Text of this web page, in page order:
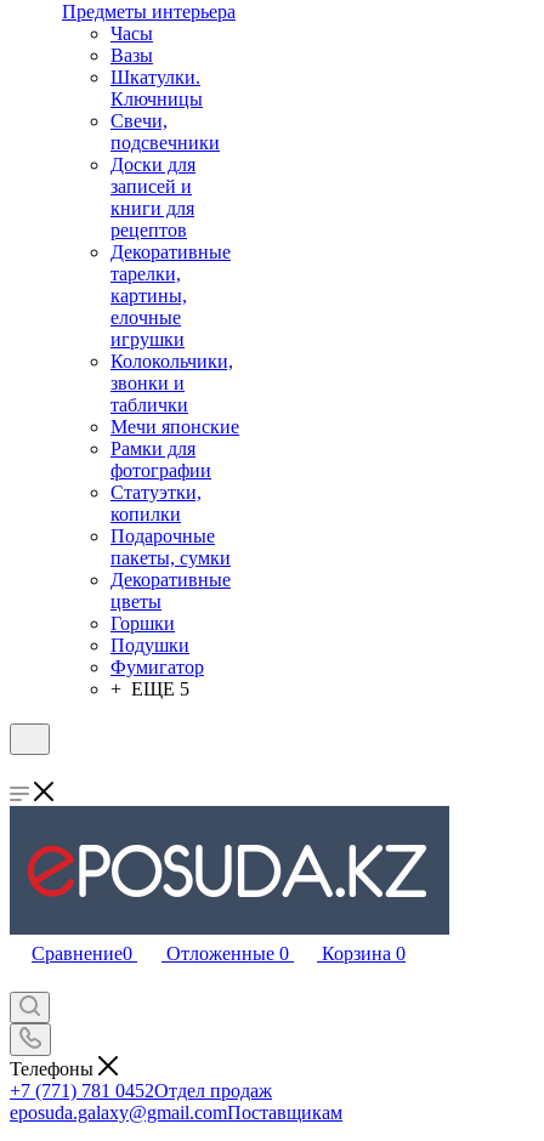
Предметы интерьера
Часы
Вазы
Шкатулки.
Ключницы
Свечи,
подсвечники
Доски для
записей и
книги для
рецептов
Декоративные
тарелки,
картины,
елочные
игрушки
Колокольчики,
звонки и
таблички
Мечи японские
Рамки для
фотографии
Статуэтки,
копилки
Подарочные
пакеты, сумки
Декоративные
цветы
Горшки
Подушки
Фумигатор
+ ЕЩЕ 5
Сравнение0 Отложенные 0 Корзина 0
Телефоны
+7 (771) 781 0452Отдел продаж
eposuda.galaxy@gmail.comПоставщикам